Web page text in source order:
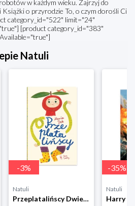
w każdym wieku. Zajrzyj do
o przyrodzie To, o czym dorośli Ci
category_id="522" limit="24"
[product category_id="383"
Natuli
-3%
Natuli
Przeplatalińscy Dwie siostry
-35%
Natuli